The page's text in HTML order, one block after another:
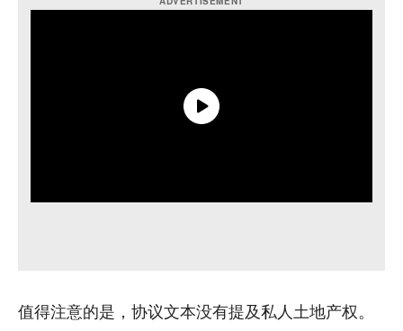
值得注意的是，协议文本没有提及私人土地产权。